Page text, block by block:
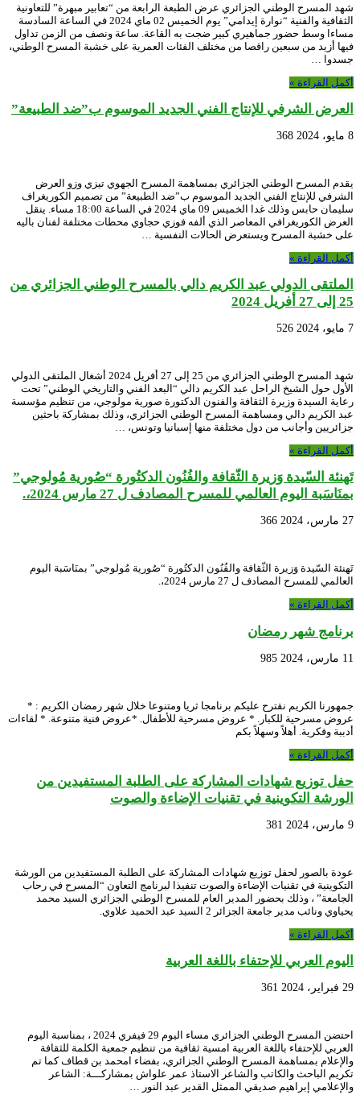
شهد المسرح الوطني الجزائري عرض الطبعة الرابعة من “تعابير مبهرة” للتعاونية
الثقافية والفنية “نوارة إيدامي” يوم الخميس 02 ماي 2024 في الساعة السادسة
مساءا وسط حضور جماهيري كبير ضجت به القاعة. ساعة ونصف من الزمن تداول
فيها أزيد من سبعين راقصا من مختلف الفئات العمرية على خشبة المسرح الوطني،
جسدوا …
أكمل القراءة »
العرض الشرفي للإنتاج الفني الجديد الموسوم ب”ضد الطبيعة”
8 مايو، 2024 368
يقدم المسرح الوطني الجزائري بمساهمة المسرح الجهوي تيزي وزو العرض
الشرفي للإنتاج الفني الجديد الموسوم ب”ضد الطبيعة” من تصميم الكوريغراف
سليمان حابس وذلك غدا الخميس 09 ماي 2024 في الساعة 18:00 مساء. ينقل
العرض الكوريغرافي المعاصر الذي ألفه فوزي حجاوي محطات مختلفة لفنان باليه
على خشبة المسرح ويستعرض الحالات النفسية …
أكمل القراءة »
الملتقى الدولي عبد الكريم دالي بالمسرح الوطني الجزائري من
25 إلى 27 أفريل 2024
7 مايو، 2024 526
شهد المسرح الوطني الجزائري من 25 إلى 27 أفريل 2024 أشغال الملتقى الدولي
الأول حول الشيخ الراحل عبد الكريم دالي “البعد الفني والتاريخي الوطني” تحت
رعاية السيدة وزيرة الثقافة والفنون الدكتورة صورية مولوجي، من تنظيم مؤسسة
عبد الكريم دالي ومساهمة المسرح الوطني الجزائري، وذلك بمشاركة باحثين
جزائريين وأجانب من دول مختلفة منها إسبانيا وتونس، …
أكمل القراءة »
تَهنئة السّيدة وَزيرة الثّقافة والفُنُون الدكتُورة “صُورية مُولوجي”
بمنَاسَبة اليوم العالمي للمسرح المصادف ل 27 مارس 2024،.
27 مارس، 2024 366
تَهنئة السّيدة وَزيرة الثّقافة والفُنُون الدكتُورة “صُورية مُولوجي” بمنَاسَبة اليوم
العالمي للمسرح المصادف ل 27 مارس 2024،.
أكمل القراءة »
برنامج شهر رمضان
11 مارس، 2024 985
جمهورنا الكريم نقترح عليكم برنامجا ثريا ومتنوعا خلال شهر رمضان الكريم : *
عروض مسرحية للكبار. * عروض مسرحية للأطفال. *عروض فنية متنوعة. * لقاءات
أدببة وفكرية. أهلاً وسهلاً بكم
أكمل القراءة »
حفل توزيع شهادات المشاركة على الطلبة المستفيدين من
الورشة التكوينية في تقنيات الإضاءة والصوت
9 مارس، 2024 381
عودة بالصور لحفل توزيع شهادات المشاركة على الطلبة المستفيدين من الورشة
التكوينية في تقنيات الإضاءة والصوت تنفيذا لبرنامج التعاون “المسرح في رحاب
الجامعة” ، وذلك بحضور المدير العام للمسرح الوطني الجزائري السيد محمد
يحياوي ونائب مدير جامعة الجزائر 2 السيد عبد الحميد علاوي.
أكمل القراءة »
اليوم العربي للإحتفاء باللغة العربية
29 فبراير، 2024 361
احتضن المسرح الوطني الجزائري مساء اليوم 29 فيفري 2024 ، بمناسبة اليوم
العربي للإحتفاء باللغة العربية امسية ثقافية من تنظيم جمعية الكلمة للثقافة
والإعلام بمساهمة المسرح الوطني الجزائري، بفضاء امحمد بن قطاف كما تم
تكريم الباحث والكاتب والشاعر الاستاذ عمر علواش بمشاركـــة: الشاعر
والإعلامي إبراهيم صديقي الممثل القدير عبد النور …